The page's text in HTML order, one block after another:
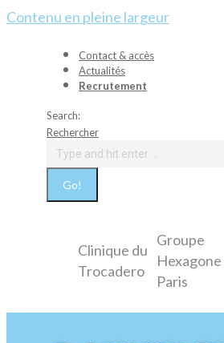
Contenu en pleine largeur
Contact & accès
Actualités
Recrutement
Search:
Rechercher
Clinique du
Trocadero
Groupe
Hexagone
Paris